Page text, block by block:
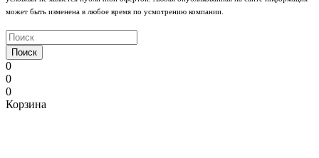
может быть изменена в любое время по усмотрению компании.
Поиск
0
0
0
Корзина